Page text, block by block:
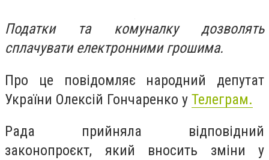
Податки та комуналку дозволять
сплачувати електронними грошима.
Про це повідомляє народний депутат
України Олексій Гончаренко у Телеграм.
Рада прийняла відповідний
законопроєкт, який вносить зміни у